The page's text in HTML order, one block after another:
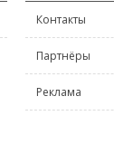
Контакты
Партнёры
Реклама